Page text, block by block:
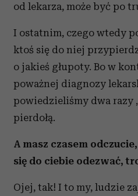
od lekarza, może być po
I ostatnim, czego wtedy
ktoś się do niej
o jakieś głupoty. Bo w
poważnej diagnozy
powiedzieliśmy dwa razy
pierdołą.
A masz czasem
się do ciebie odezwać,
Ojej, tak! I to my, ludzie